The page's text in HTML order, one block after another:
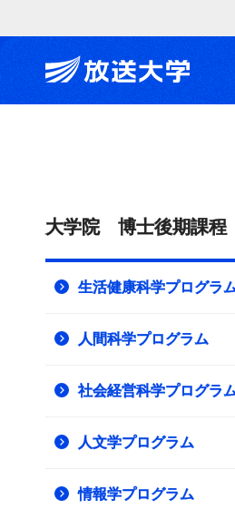
スクリー
大学院 博士後期課程
生活健康科学プログラ
人間科学プログラム
社会経営科学プログラ
人文学プログラム
情報学プログラム